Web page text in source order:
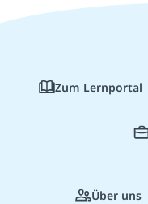
Zum Lernportal
Über uns